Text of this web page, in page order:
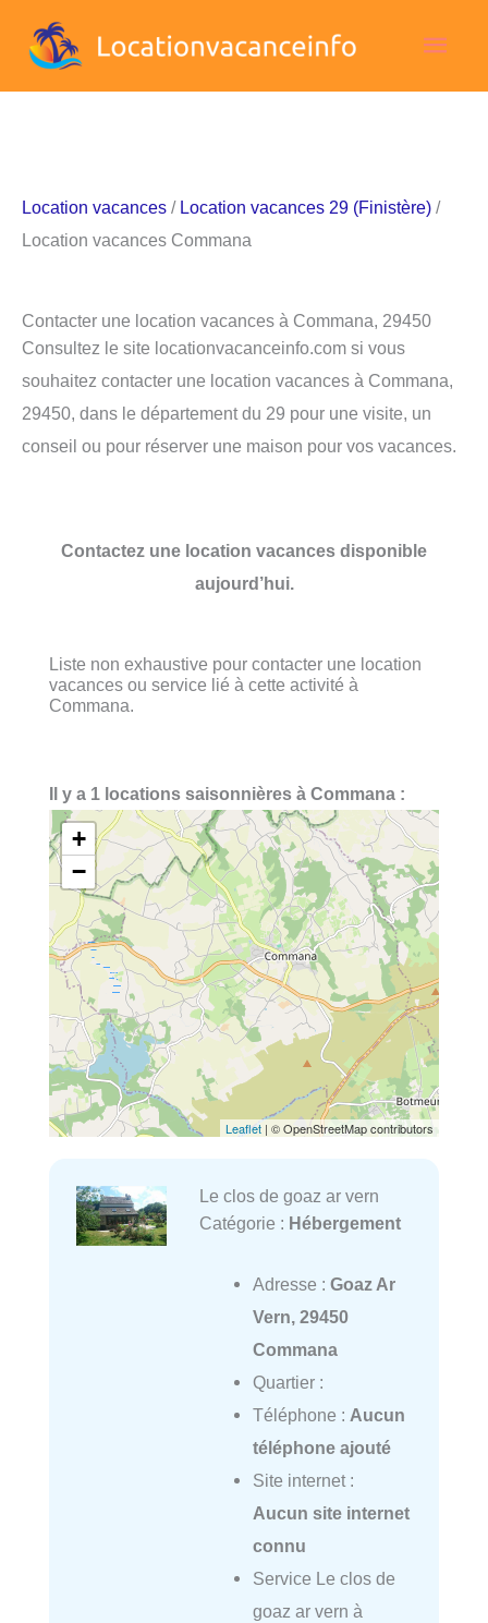
Location vacances / Location vacances 29 (Finistère) /
Location vacances Commana
Contacter une location vacances à Commana, 29450
Consultez le site locationvacanceinfo.com si vous
souhaitez contacter une location vacances à Commana,
29450, dans le département du 29 pour une visite, un
conseil ou pour réserver une maison pour vos vacances.
Contactez une location vacances disponible
aujourd’hui.
Liste non exhaustive pour contacter une location
vacances ou service lié à cette activité à
Commana.
Il y a 1 locations saisonnières à Commana :
+
−
Leaflet | © OpenStreetMap contributors
Le clos de goaz ar vern
Catégorie : Hébergement
Adresse : Goaz Ar
Vern, 29450
Commana
Quartier :
Téléphone : Aucun
téléphone ajouté
Site internet :
Aucun site internet
connu
Service Le clos de
goaz ar vern à